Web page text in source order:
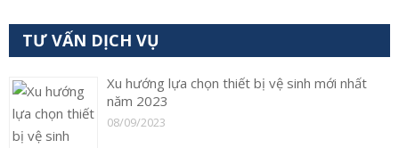
TƯ VẤN DỊCH VỤ
Xu hướng lựa chọn thiết bị vệ sinh mới nhất
năm 2023
08/09/2023